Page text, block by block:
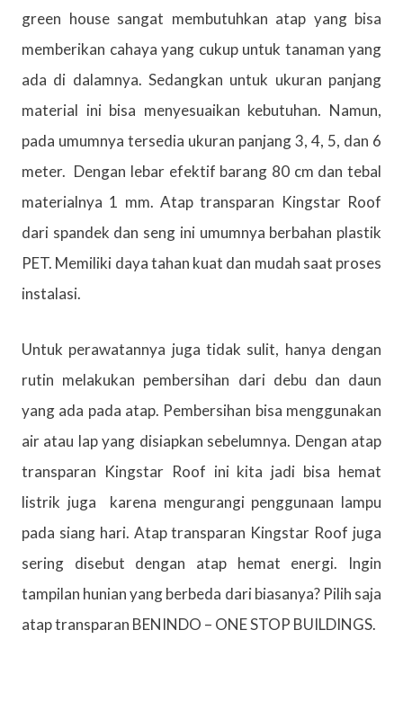
green house sangat membutuhkan atap yang bisa
memberikan cahaya yang cukup untuk tanaman yang
ada di dalamnya. Sedangkan untuk ukuran panjang
material ini bisa menyesuaikan kebutuhan. Namun,
pada umumnya tersedia ukuran panjang 3, 4, 5, dan 6
meter. Dengan lebar efektif barang 80 cm dan tebal
materialnya 1 mm. Atap transparan Kingstar Roof
dari spandek dan seng ini umumnya berbahan plastik
PET. Memiliki daya tahan kuat dan mudah saat proses
instalasi.
Untuk perawatannya juga tidak sulit, hanya dengan
rutin melakukan pembersihan dari debu dan daun
yang ada pada atap. Pembersihan bisa menggunakan
air atau lap yang disiapkan sebelumnya. Dengan atap
transparan Kingstar Roof ini kita jadi bisa hemat
listrik juga karena mengurangi penggunaan lampu
pada siang hari. Atap transparan Kingstar Roof juga
sering disebut dengan atap hemat energi. Ingin
tampilan hunian yang berbeda dari biasanya? Pilih saja
atap transparan BENINDO – ONE STOP BUILDINGS.